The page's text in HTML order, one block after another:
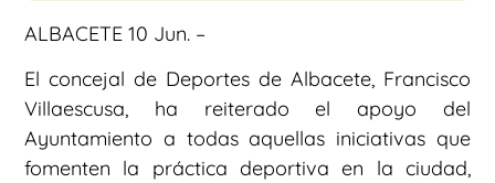
ALBACETE 10 Jun. –
El concejal de Deportes de Albacete, Francisco
Villaescusa, ha reiterado el apoyo del
Ayuntamiento a todas aquellas iniciativas que
fomenten la práctica deportiva en la ciudad,